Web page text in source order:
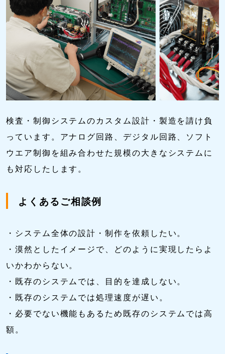
検査・制御システムのカスタム設計・製造を請け負
っています。アナログ回路、デジタル回路、ソフト
ウエア制御を組み合わせた規模の大きなシステムに
も対応したします。
よくあるご相談例
・システム全体の設計・制作を依頼したい。
・漠然としたイメージで、どのように実現したらよ
いかわからない。
・既存のシステムでは、目的を達成しない。
・既存のシステムでは処理速度が遅い。
・必要でない機能もあるため既存のシステムでは高
額。